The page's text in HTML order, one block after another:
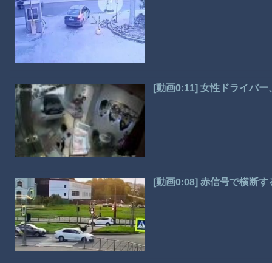
[動画0:11] 女性ドライバ
[動画0:08] 赤信号で横断す